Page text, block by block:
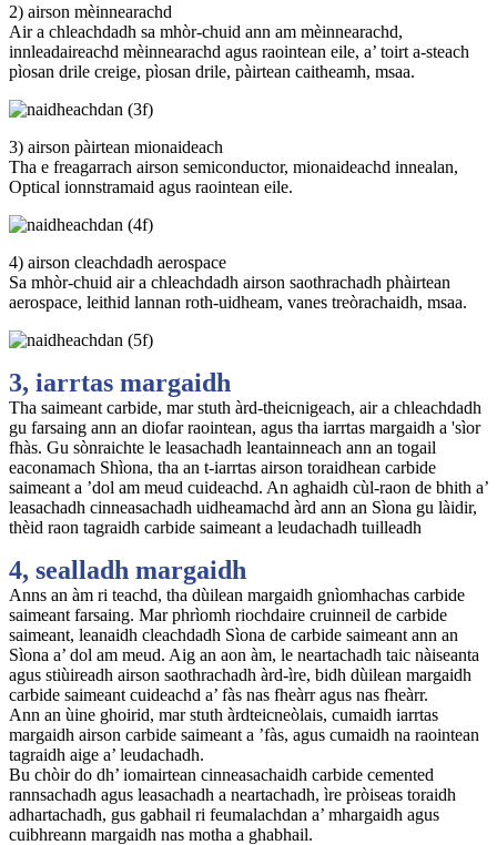
2) airson mèinnearachd
Air a chleachdadh sa mhòr-chuid ann am mèinnearachd,
innleadaireachd mèinnearachd agus raointean eile, a’ toirt a-steach
pìosan drile creige, pìosan drile, pàirtean caitheamh, msaa.
3) airson pàirtean mionaideach
Tha e freagarrach airson semiconductor, mionaideachd innealan,
Optical ionnstramaid agus raointean eile.
4) airson cleachdadh aerospace
Sa mhòr-chuid air a chleachdadh airson saothrachadh phàirtean
aerospace, leithid lannan roth-uidheam, vanes treòrachaidh, msaa.
3, iarrtas margaidh
Tha saimeant carbide, mar stuth àrd-theicnigeach, air a chleachdadh
gu farsaing ann an diofar raointean, agus tha iarrtas margaidh a 'sìor
fhàs. Gu sònraichte le leasachadh leantainneach ann an togail
eaconamach Shìona, tha an t-iarrtas airson toraidhean carbide
saimeant a ’dol am meud cuideachd. An aghaidh cùl-raon de bhith a’
leasachadh cinneasachadh uidheamachd àrd ann an Sìona gu làidir,
thèid raon tagraidh carbide saimeant a leudachadh tuilleadh
4, sealladh margaidh
Anns an àm ri teachd, tha dùilean margaidh gnìomhachas carbide
saimeant farsaing. Mar phrìomh riochdaire cruinneil de carbide
saimeant, leanaidh cleachdadh Sìona de carbide saimeant ann an
Sìona a’ dol am meud. Aig an aon àm, le neartachadh taic nàiseanta
agus stiùireadh airson saothrachadh àrd-ìre, bidh dùilean margaidh
carbide saimeant cuideachd a’ fàs nas fheàrr agus nas fheàrr.
Ann an ùine ghoirid, mar stuth àrdteicneòlais, cumaidh iarrtas
margaidh airson carbide saimeant a ’fàs, agus cumaidh na raointean
tagraidh aige a’ leudachadh.
Bu chòir do dh’ iomairtean cinneasachaidh carbide cemented
rannsachadh agus leasachadh a neartachadh, ìre pròiseas toraidh
adhartachadh, gus gabhail ri feumalachdan a’ mhargaidh agus
cuibhreann margaidh nas motha a ghabhail.